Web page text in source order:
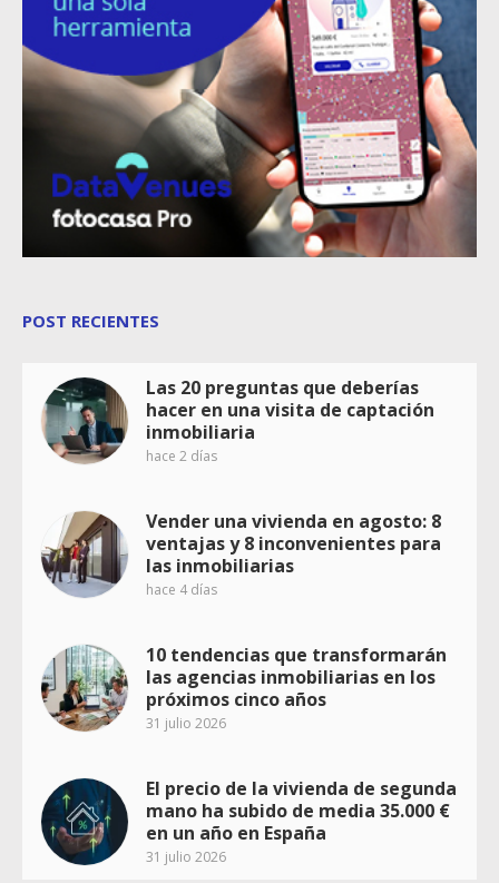
POST RECIENTES
Las 20 preguntas que deberías
hacer en una visita de captación
inmobiliaria
hace 2 días
Vender una vivienda en agosto: 8
ventajas y 8 inconvenientes para
las inmobiliarias
hace 4 días
10 tendencias que transformarán
las agencias inmobiliarias en los
próximos cinco años
31 julio 2026
El precio de la vivienda de segunda
mano ha subido de media 35.000 €
en un año en España
31 julio 2026